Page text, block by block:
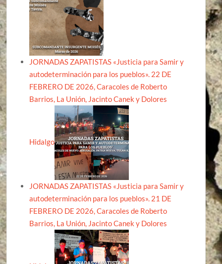
JORNADAS ZAPATISTAS «Justicia para Samir y
autodeterminación para los pueblos». 22 DE
FEBRERO DE 2026, Caracoles de Roberto
Barrios, La Unión, Jacinto Canek y Dolores
Hidalgo
JORNADAS ZAPATISTAS «Justicia para Samir y
autodeterminación para los pueblos». 21 DE
FEBRERO DE 2026, Caracoles de Roberto
Barrios, La Unión, Jacinto Canek y Dolores